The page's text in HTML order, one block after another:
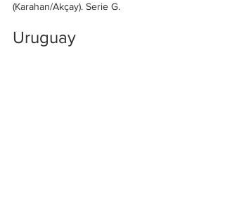
(Karahan/Akçay). Serie G.
Uruguay